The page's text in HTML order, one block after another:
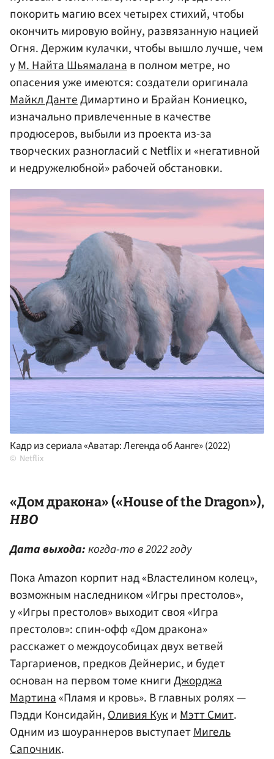
покорить магию всех четырех стихий, чтобы
окончить мировую войну, развязанную нацией
Огня. Держим кулачки, чтобы вышло лучше, чем
уМ. Найта Шьямаланав полном метре, но
опасения уже имеются: создатели оригинала
Майкл ДантеДимартино и Брайан Кониецко,
изначально привлеченные в качестве
продюсеров, выбыли из проекта из-за
творческих разногласий с Netflix и «негативной
и недружелюбной» рабочей обстановки.
Кадр из сериала «Аватар: Легенда об Аанге» (2022)
Netflix
«Дом дракона» («House of the Dragon»),
HBO
Дата выхода:когда-то в 2022 году
Пока Amazon корпит над «Властелином колец»,
возможным наследником «Игры престолов»,
у «Игры престолов» выходит своя «Игра
престолов»: спин-офф «Дом дракона»
расскажет о междоусобицах двух ветвей
Таргариенов, предков Дейнерис, и будет
основан на первом томе книгиДжорджа
Мартина«Пламя и кровь». В главных ролях —
Пэдди Консидайн,Оливия КукиМэтт Смит.
Одним из шоураннеров выступаетМигель
Сапочник.